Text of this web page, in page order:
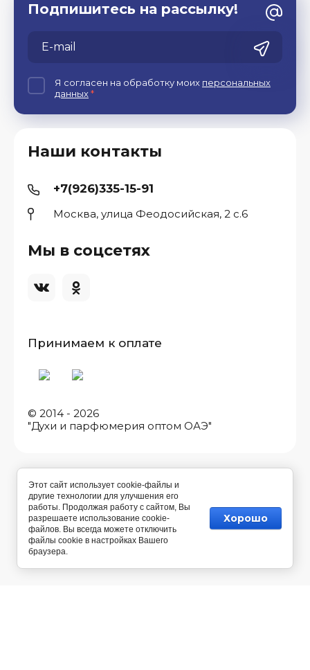
© 2014 - 2026
"Духи и парфюмерия оптом ОАЭ"
Наши контакты
+7(926)335-15-91
Москва, улица Феодосийская, 2 с.6
Мы в соцсетях
Принимаем к оплате
Подпишитесь на рассылку!
Я согласен на обработку моих персональных
данных*
Разработка магазина косметики
Этот сайт использует cookie-файлы и
другие технологии для улучшения его
работы. Продолжая работу с сайтом, Вы
разрешаете использование cookie-
файлов. Вы всегда можете отключить
файлы cookie в настройках Вашего
браузера.
Хорошо